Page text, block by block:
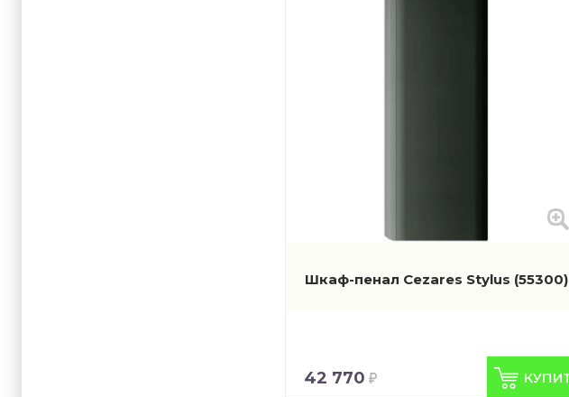
Шкаф-пенал Cezares Stylus (55300)
42 770